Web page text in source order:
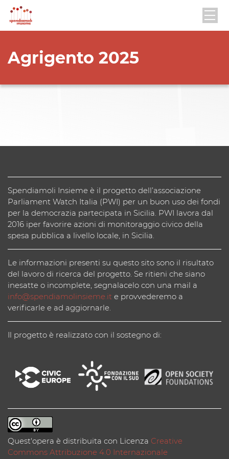
Agrigento 2025
Spendiamoli Insieme è il progetto dell’associazione
Parliament Watch Italia (PWI) per un buon uso dei fondi
per la democrazia partecipata in Sicilia. PWI lavora dal
2016 iper favorire azioni di monitoraggio civico della
spesa pubblica a livello locale, in Sicilia.
Le informazioni presenti su questo sito sono il risultato
del lavoro di ricerca del progetto. Se ritieni che siano
inesatte o incomplete, segnalacelo con una mail a
info@spendiamolinsieme.it e provvederemo a
verificarle e ad aggiornarle.
Il progetto è realizzato con il sostegno di:
Quest'opera è distribuita con Licenza Creative
Commons Attribuzione 4.0 Internazionale